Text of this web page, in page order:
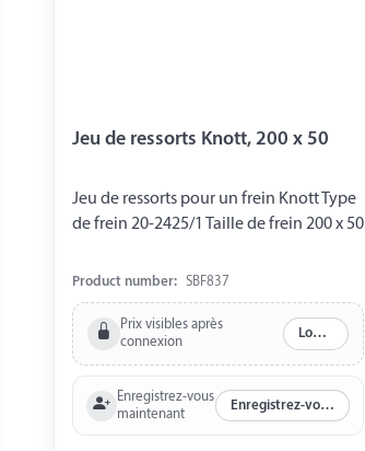
Jeu de ressorts Knott, 200 x 50
Jeu de ressorts pour un frein Knott Type
de frein 20-2425/1 Taille de frein 200 x 50
Product number: SBF837
Prix visibles après
connexion
Log in
Enregistrez-vous
maintenant
Enregistrez-vous maintenant